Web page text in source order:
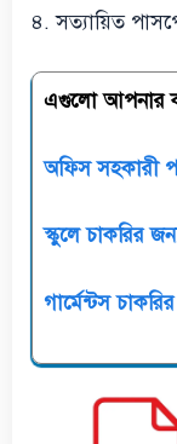
৪. সত্যায়িত
এগুলো আপনার
অফিস সহকারী
স্কুলে চাকরির
গার্মেন্টস